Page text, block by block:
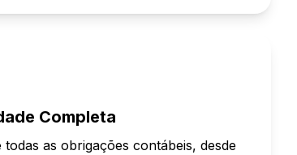
Completa
todas as obrigações contábeis, desde